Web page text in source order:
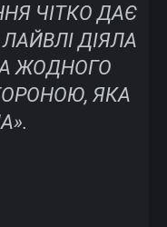
ЧІТКО ДАЄ
ДІЯЛА
ЖОДНОГО
ЯКА